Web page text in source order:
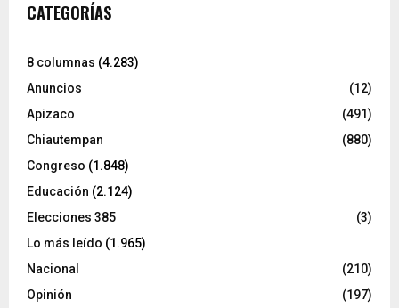
CATEGORÍAS
8 columnas (4.283)
Anuncios
(12)
Apizaco
(491)
Chiautempan
(880)
Congreso (1.848)
Educación (2.124)
Elecciones 385
(3)
Lo más leído (1.965)
Nacional
(210)
Opinión
(197)